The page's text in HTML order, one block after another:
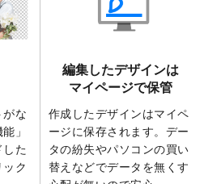
ザインテンプレートを追加しまし
ました。
ングテープのデザインテンプレート
しました。
きるデータ形式が増えました。
psd、eps、tifに対応）
版4月始まりのカレンダーデザイン
がな
」
した
ク
編集したデザインは
マイページで保管
作成したデザインはマイペ
ージに保存されます。デー
タの紛失やパソコンの買い
替えなどでデータを無くす